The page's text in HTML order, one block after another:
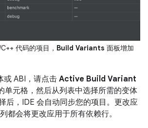
代码的项目， Build Variants 面板增加
或 ABI，请点击 Active Build Variant
单元格，然后从列表中选择所需的变体
后，IDE 会自动同步您的项目。更改应
都会将更改应用于所有依赖行。